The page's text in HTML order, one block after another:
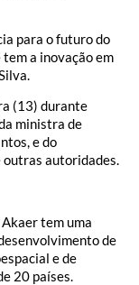
para o futuro do
tem a inovação em
(13) durante
ministra de
e do
outras autoridades.
Akaer tem uma
de
e de
20 países.